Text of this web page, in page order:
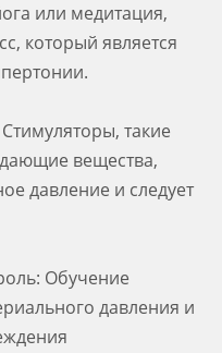
или медитация,
который является
такие
вещества,
давление и следует
Обучение
давления и